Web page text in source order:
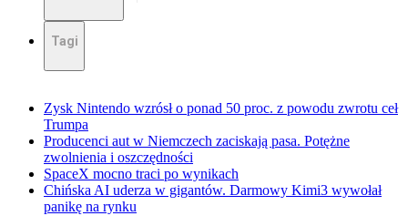
Tagi
Zysk Nintendo wzrósł o ponad 50 proc. z powodu zwrotu ceł
Trumpa
Producenci aut w Niemczech zaciskają pasa. Potężne
zwolnienia i oszczędności
SpaceX mocno traci po wynikach
Chińska AI uderza w gigantów. Darmowy Kimi3 wywołał
panikę na rynku